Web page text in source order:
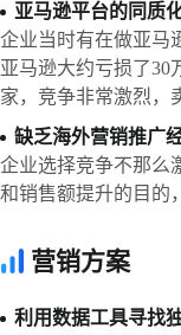
亚马逊平台的同质
企业当时有在做亚马
亚马逊大约亏损了30
家，竞争非常激烈，
缺乏海外营销推广
企业选择竞争不那么
和销售额提升的目的
营销方案
利用数据工具寻找